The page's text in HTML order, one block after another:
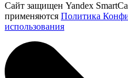
Сайт защищен Yandex
применяются Политика
использования